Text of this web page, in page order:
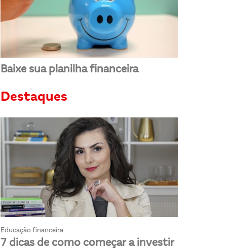
Baixe sua planilha financeira
Destaques
Educação financeira
7 dicas de como começar a investir